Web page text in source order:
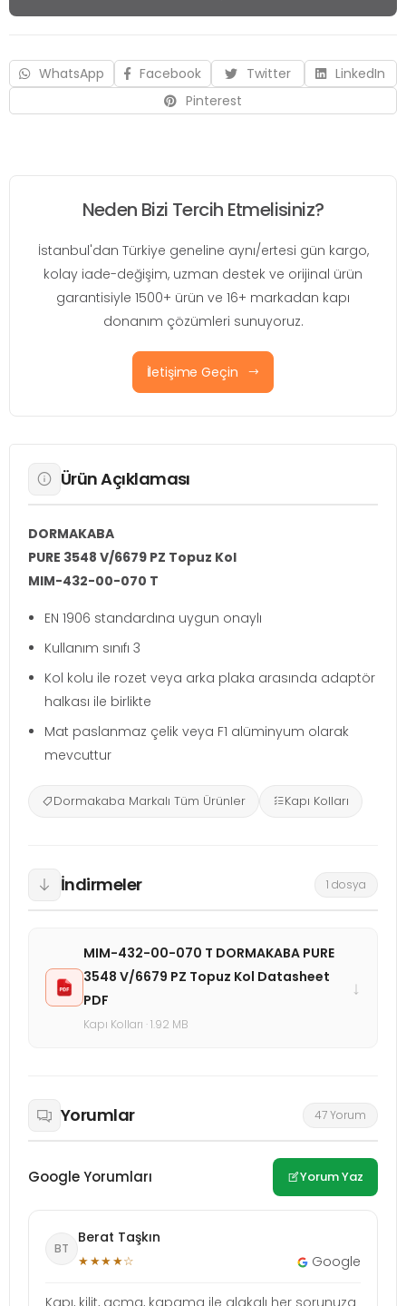
WhatsApp Facebook Twitter
LinkedIn
Pinterest
Neden Bizi Tercih Etmelisiniz?
İstanbul'dan Türkiye geneline aynı/ertesi gün kargo,
kolay iade-değişim, uzman destek ve orijinal ürün
garantisiyle 1500+ ürün ve 16+ markadan kapı
donanım çözümleri sunuyoruz.
İletişime Geçin
Ürün Açıklaması
DORMAKABA
PURE 3548 V/6679 PZ Topuz Kol
MIM-432-00-070 T
EN 1906 standardına uygun onaylı
Kullanım sınıfı 3
Kol kolu ile rozet veya arka plaka arasında adaptör
halkası ile birlikte
Mat paslanmaz çelik veya F1 alüminyum olarak
mevcuttur
Dormakaba Markalı Tüm Ürünler Kapı Kolları
İndirmeler 1 dosya
MIM-432-00-070 T DORMAKABA PURE
3548 V/6679 PZ Topuz Kol Datasheet
PDF
Kapı Kolları · 1.92 MB
↓
Yorumlar 47 Yorum
Google Yorumları Yorum Yaz
BT
Berat Taşkın
★★★★☆ Google
Kapı, kilit, açma, kapama ile alakalı her sorunuza